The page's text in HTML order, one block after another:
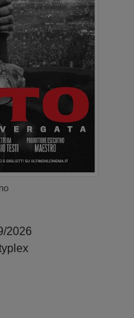
2026